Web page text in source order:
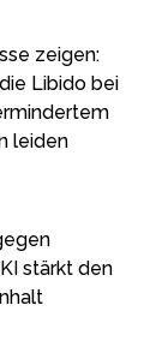
zeigen:
Libido bei
leiden
stärkt den